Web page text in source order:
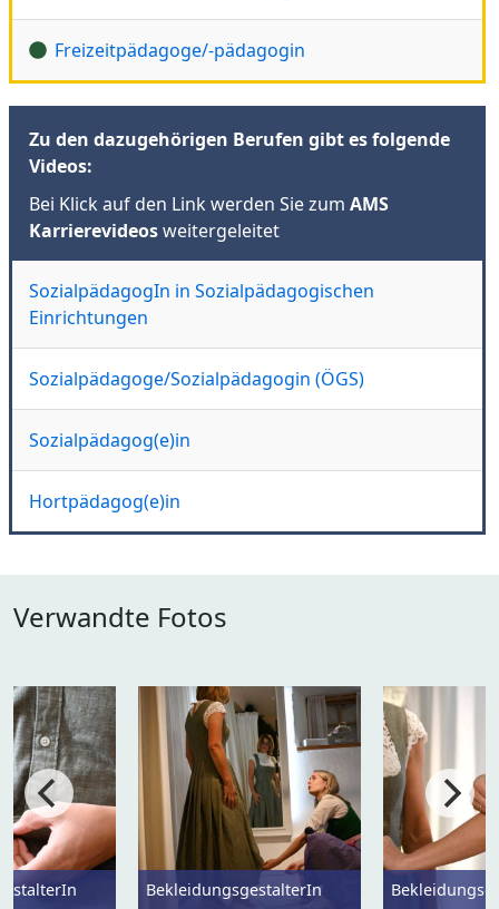
Freizeitpädagoge/-pädagogin
Zu den dazugehörigen Berufen gibt es folgende
Videos:
Bei Klick auf den Link werden Sie zum AMS
Karrierevideosweitergeleitet
SozialpädagogIn in Sozialpädagogischen
Einrichtungen
Sozialpädagoge/Sozialpädagogin (ÖGS)
Sozialpädagog(e)in
Hortpädagog(e)in
Verwandte Fotos
BekleidungsgestalterIn